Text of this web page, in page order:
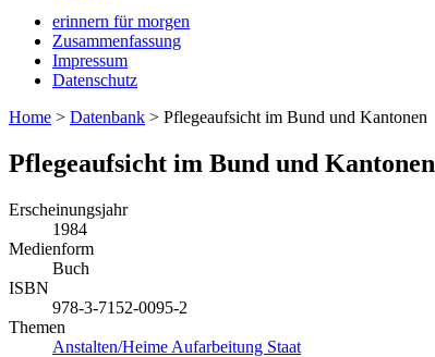
erinnern für morgen
Zusammenfassung
Impressum
Datenschutz
Home > Datenbank > Pflegeaufsicht im Bund und Kantonen
Pflegeaufsicht im Bund und Kantonen
Erscheinungsjahr
1984
Medienform
Buch
ISBN
978-3-7152-0095-2
Themen
Anstalten/Heime Aufarbeitung Staat